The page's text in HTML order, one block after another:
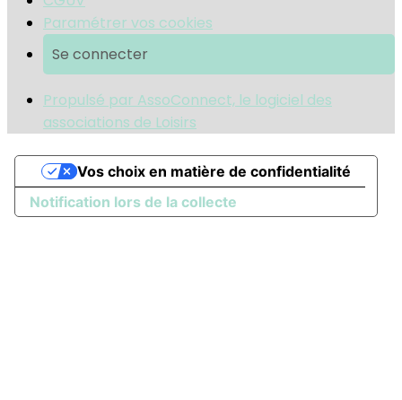
Paramétrer vos cookies
Se connecter
Propulsé par AssoConnect, le logiciel des
associations de Loisirs
Notification lors de la collecte
Vos choix en matière de confidentialité